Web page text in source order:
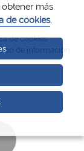
de cookies
de información
más
de cookies.